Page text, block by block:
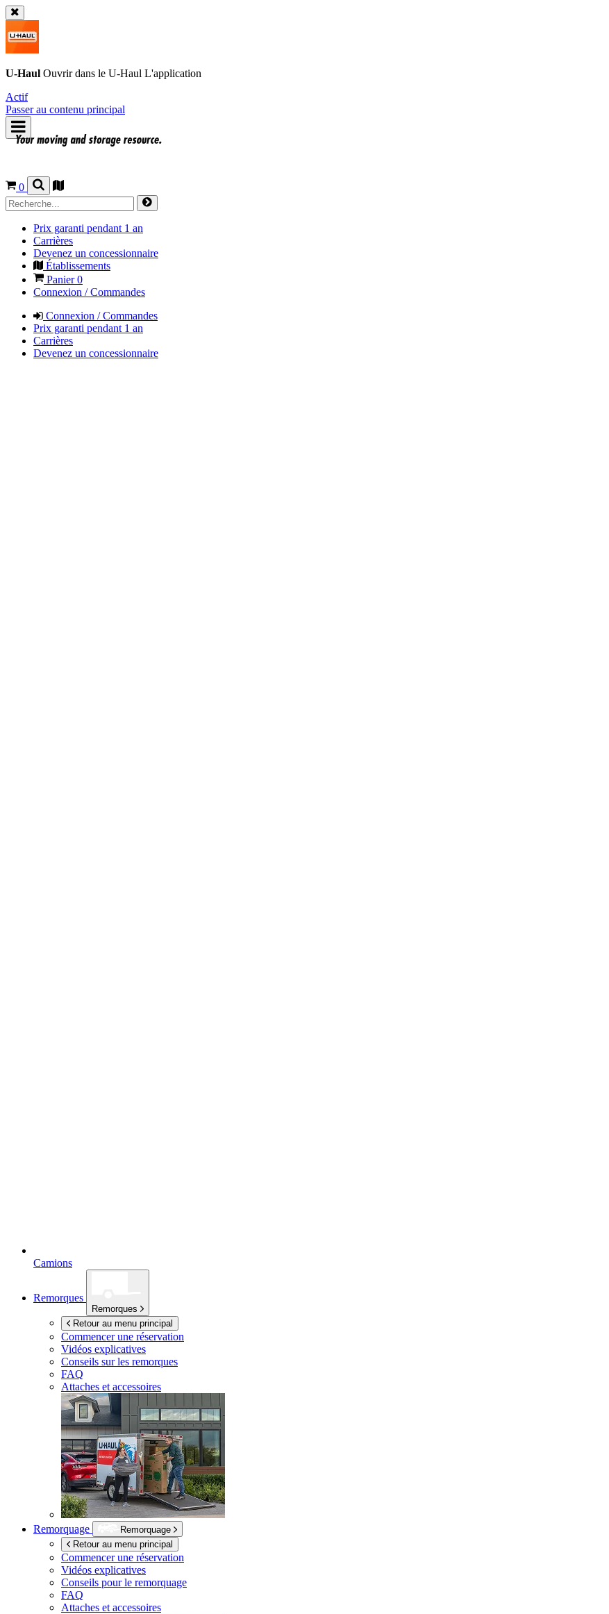
U-Haul Ouvrir dans le U-Haul L'application
Actif
Passer au contenu principal
0
Prix garanti pendant 1 an
Carrières
Devenez un concessionnaire
Établissements
Panier0
Connexion / Commandes
Connexion / Commandes
Prix garanti pendant 1 an
Carrières
Devenez un concessionnaire
Camions
Remorques
Remorques
Retour au menu principal
Commencer une réservation
Vidéos explicatives
Conseils sur les remorques
FAQ
Attaches et accessoires
Remorquage
Remorquage
Retour au menu principal
Commencer une réservation
Vidéos explicatives
Conseils pour le remorquage
FAQ
Attaches et accessoires